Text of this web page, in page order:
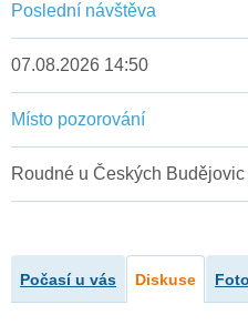
Poslední návštěva
07.08.2026 14:50
Místo pozorování
Roudné u Českých Budějovic
Počasí u vás Diskuse